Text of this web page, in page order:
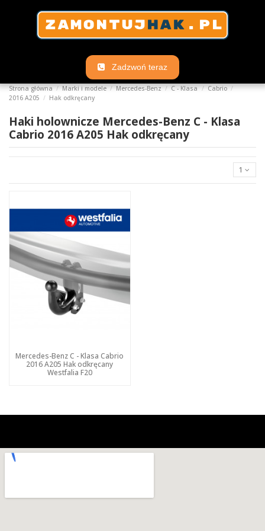
Zadzwoń teraz
Strona główna Marki i modele Mercedes-Benz C - Klasa
Cabrio
2016 A205
Hak odkręcany
Haki holownicze Mercedes-Benz C - Klasa
Cabrio 2016 A205 Hak odkręcany
1
Mercedes-Benz C - Klasa Cabrio
2016 A205 Hak odkręcany
Westfalia F20